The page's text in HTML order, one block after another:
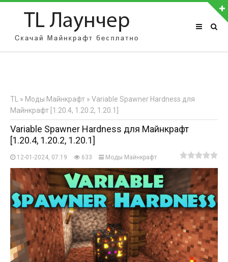
АВТОРИЗАЦИЯ НА САЙТЕ
Регистрация
TL » Моды Майнкрафт » Variable Spawner Hardness для
Майнкрафт [1.20.4, 1.20.2, 1.20.1]
Variable Spawner Hardness для Майнкрафт
[1.20.4, 1.20.2, 1.20.1]
12-01-2024, 07:19 633 Моды Майнкрафт